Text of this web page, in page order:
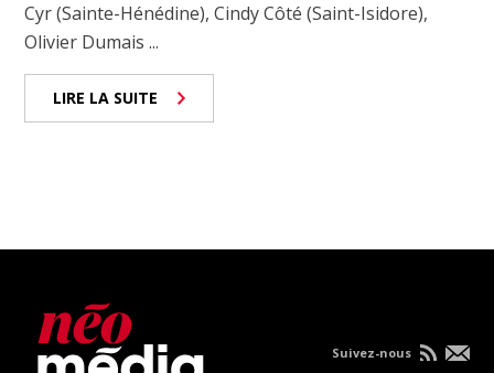
Cyr (Sainte-Hénédine), Cindy Côté (Saint-Isidore),
Olivier Dumais ...
LIRE LA SUITE
Suivez-nous